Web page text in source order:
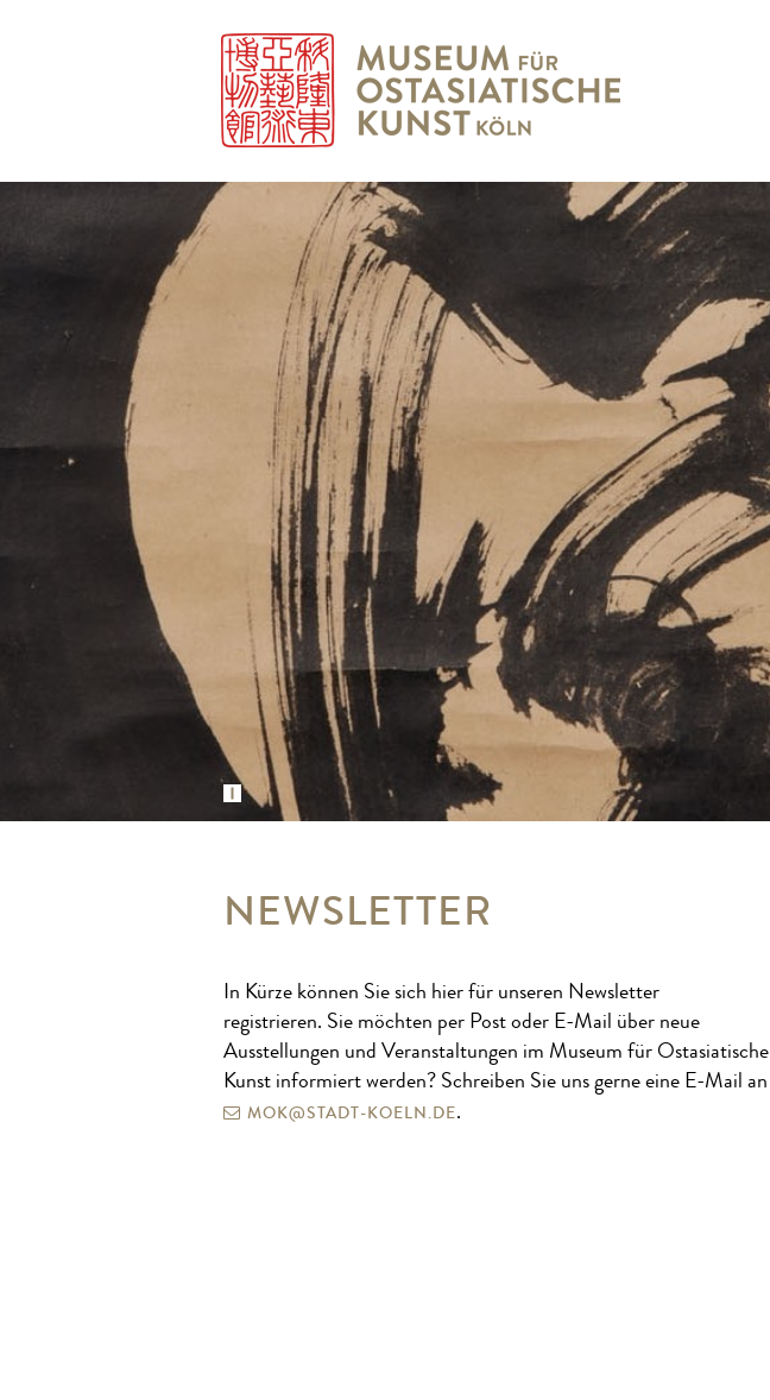
NEWSLETTER
In Kürze können Sie sich hier für unseren Newsletter
registrieren. Sie möchten per Post oder E-Mail über neue
Ausstellungen und Veranstaltungen im Museum für Ostasiatische
Kunst informiert werden? Schreiben Sie uns gerne eine E-Mail an
MOK@STADT-KOELN.DE.